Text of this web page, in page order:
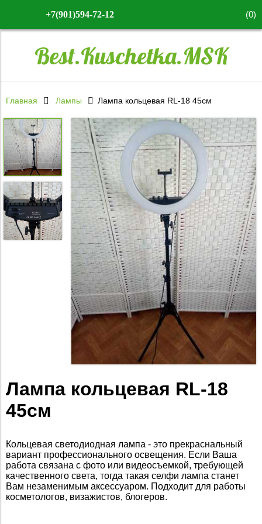
+7(901)594-72-12 (0)
Best.Kuschetka.MSK
Главная Лампы Лампа кольцевая RL-18 45см
Лампа кольцевая RL-18
45см
Кольцевая светодиодная лампа - это прекраснальный
вариант профессионального освещения. Если Ваша
работа связана с фото или видеосъемкой, требующей
качественного света, тогда такая селфи лампа станет
Вам незаменимым аксессуаром. Подходит для работы
косметологов, визажистов, блогеров.